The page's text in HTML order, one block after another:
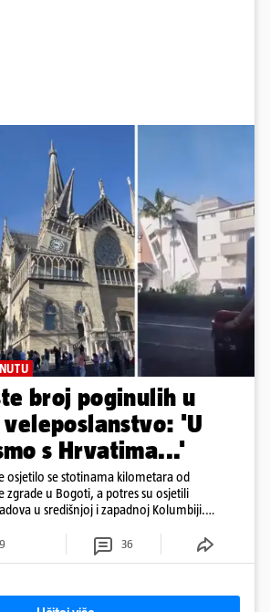
broj poginulih u
'U
s Hrvatima...'
osjetilo se stotinama kilometara od
zgrade u Bogoti, a potres su osjetili
u središnjoj i zapadnoj Kolumbiji.
9 36